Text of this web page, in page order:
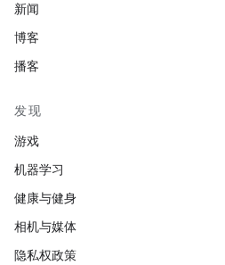
新闻
博客
播客
发现
游戏
机器学习
健康与健身
相机与媒体
隐私权政策